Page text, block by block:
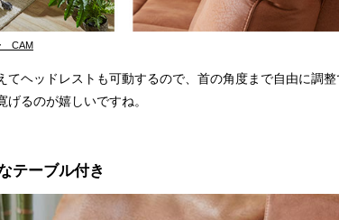
CAM
ヘッドレストも可動するので、首の角度まで自由に調整
るのが嬉しいですね。
テーブル付き